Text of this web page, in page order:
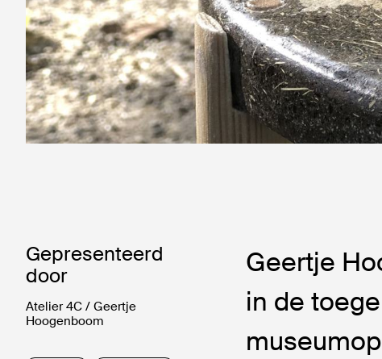
Gepresenteerd
door
Atelier 4C / Geertje
Hoogenboom
Geertje
in de